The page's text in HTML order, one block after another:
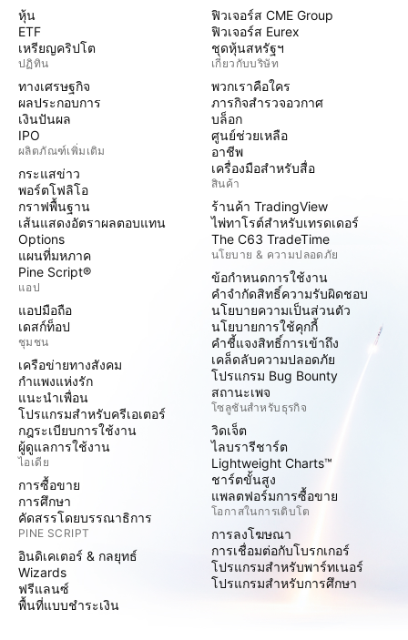
หุ้น
ETF
เหรียญคริปโต
ปฏิทิน
ทางเศรษฐกิจ
ผลประกอบการ
เงินปันผล
IPO
ผลิตภัณฑ์เพิ่มเติม
กระแสข่าว
พอร์ตโฟลิโอ
กราฟพื้นฐาน
เส้นแสดงอัตราผลตอบแทน
Options
แผนที่มหภาค
Pine Script®
แอป
แอปมือถือ
เดสก์ท็อป
ชุมชน
เครือข่ายทางสังคม
กำแพงแห่งรัก
แนะนำเพื่อน
โปรแกรมสำหรับครีเอเตอร์
กฎระเบียบการใช้งาน
ผู้ดูแลการใช้งาน
ไอเดีย
การซื้อขาย
การศึกษา
คัดสรรโดยบรรณาธิการ
PINE SCRIPT
อินดิเคเตอร์ & กลยุทธ์
Wizards
ฟรีแลนซ์
พื้นที่แบบชำระเงิน
ฟิวเจอร์ส CME Group
ฟิวเจอร์ส Eurex
ชุดหุ้นสหรัฐฯ
เกี่ยวกับบริษัท
พวกเราคือใคร
ภารกิจสำรวจอวกาศ
บล็อก
ศูนย์ช่วยเหลือ
อาชีพ
เครื่องมือสำหรับสื่อ
สินค้า
ร้านค้า TradingView
ไพ่ทาโรต์สำหรับเทรดเดอร์
The C63 TradeTime
นโยบาย & ความปลอดภัย
ข้อกำหนดการใช้งาน
คำจำกัดสิทธิ์ความรับผิดชอบ
นโยบายความเป็นส่วนตัว
นโยบายการใช้คุกกี้
คำชี้แจงสิทธิ์การเข้าถึง
เคล็ดลับความปลอดภัย
โปรแกรม Bug Bounty
สถานะเพจ
โซลูชันสำหรับธุรกิจ
วิดเจ็ต
ไลบรารีชาร์ต
Lightweight Charts™
ชาร์ตขั้นสูง
แพลตฟอร์มการซื้อขาย
โอกาสในการเติบโต
การลงโฆษณา
การเชื่อมต่อกับโบรกเกอร์
โปรแกรมสำหรับพาร์ทเนอร์
โปรแกรมสำหรับการศึกษา